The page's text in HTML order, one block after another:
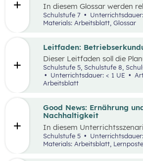
In diesem Glossar werden
zum Thema „Geld“ erklärt.
Arbeitsblätter zu
Schulstufe 7
Materials: Arbeitsblatt, Glossar
Leitfaden:
Dieser Leitfaden soll die
Durchführung von
erleichtern. Im Zuge dieses
Leitfragen zu folgenden
Betriebserkundung.
Unterrichtsdauer: < 1 UE
Art des Materials:
Arbeitsblatt
Good News: Ernährung
Nachhaltigkeit
In diesem
sich die Schüler:innen mit
Nachrichten und Beispielen
Themenbereich „Ernährung
Schulstufe 5
Materials: Arbeitsblatt,